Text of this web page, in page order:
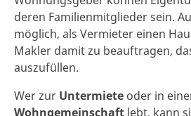
deren Familienmitglieder sein.
möglich, als Vermieter einen
Makler damit zu beauftragen,
auszufüllen.
Wer zur Untermiete oder in
Wohngemeinschaft lebt, kann